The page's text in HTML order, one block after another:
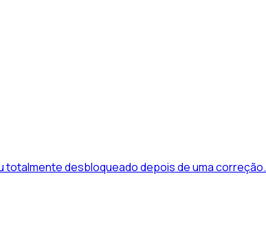
desbloqueado depois de uma correção.